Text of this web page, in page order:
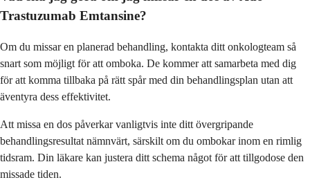
Trastuzumab Emtansine?
Om du missar en planerad behandling, kontakta ditt onkologteam så
snart som möjligt för att omboka. De kommer att samarbeta med dig
för att komma tillbaka på rätt spår med din behandlingsplan utan att
äventyra dess effektivitet.
Att missa en dos påverkar vanligtvis inte ditt övergripande
behandlingsresultat nämnvärt, särskilt om du ombokar inom en rimlig
tidsram. Din läkare kan justera ditt schema något för att tillgodose den
missade tiden.